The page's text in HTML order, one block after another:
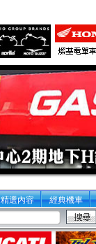
精選內容 經典機車